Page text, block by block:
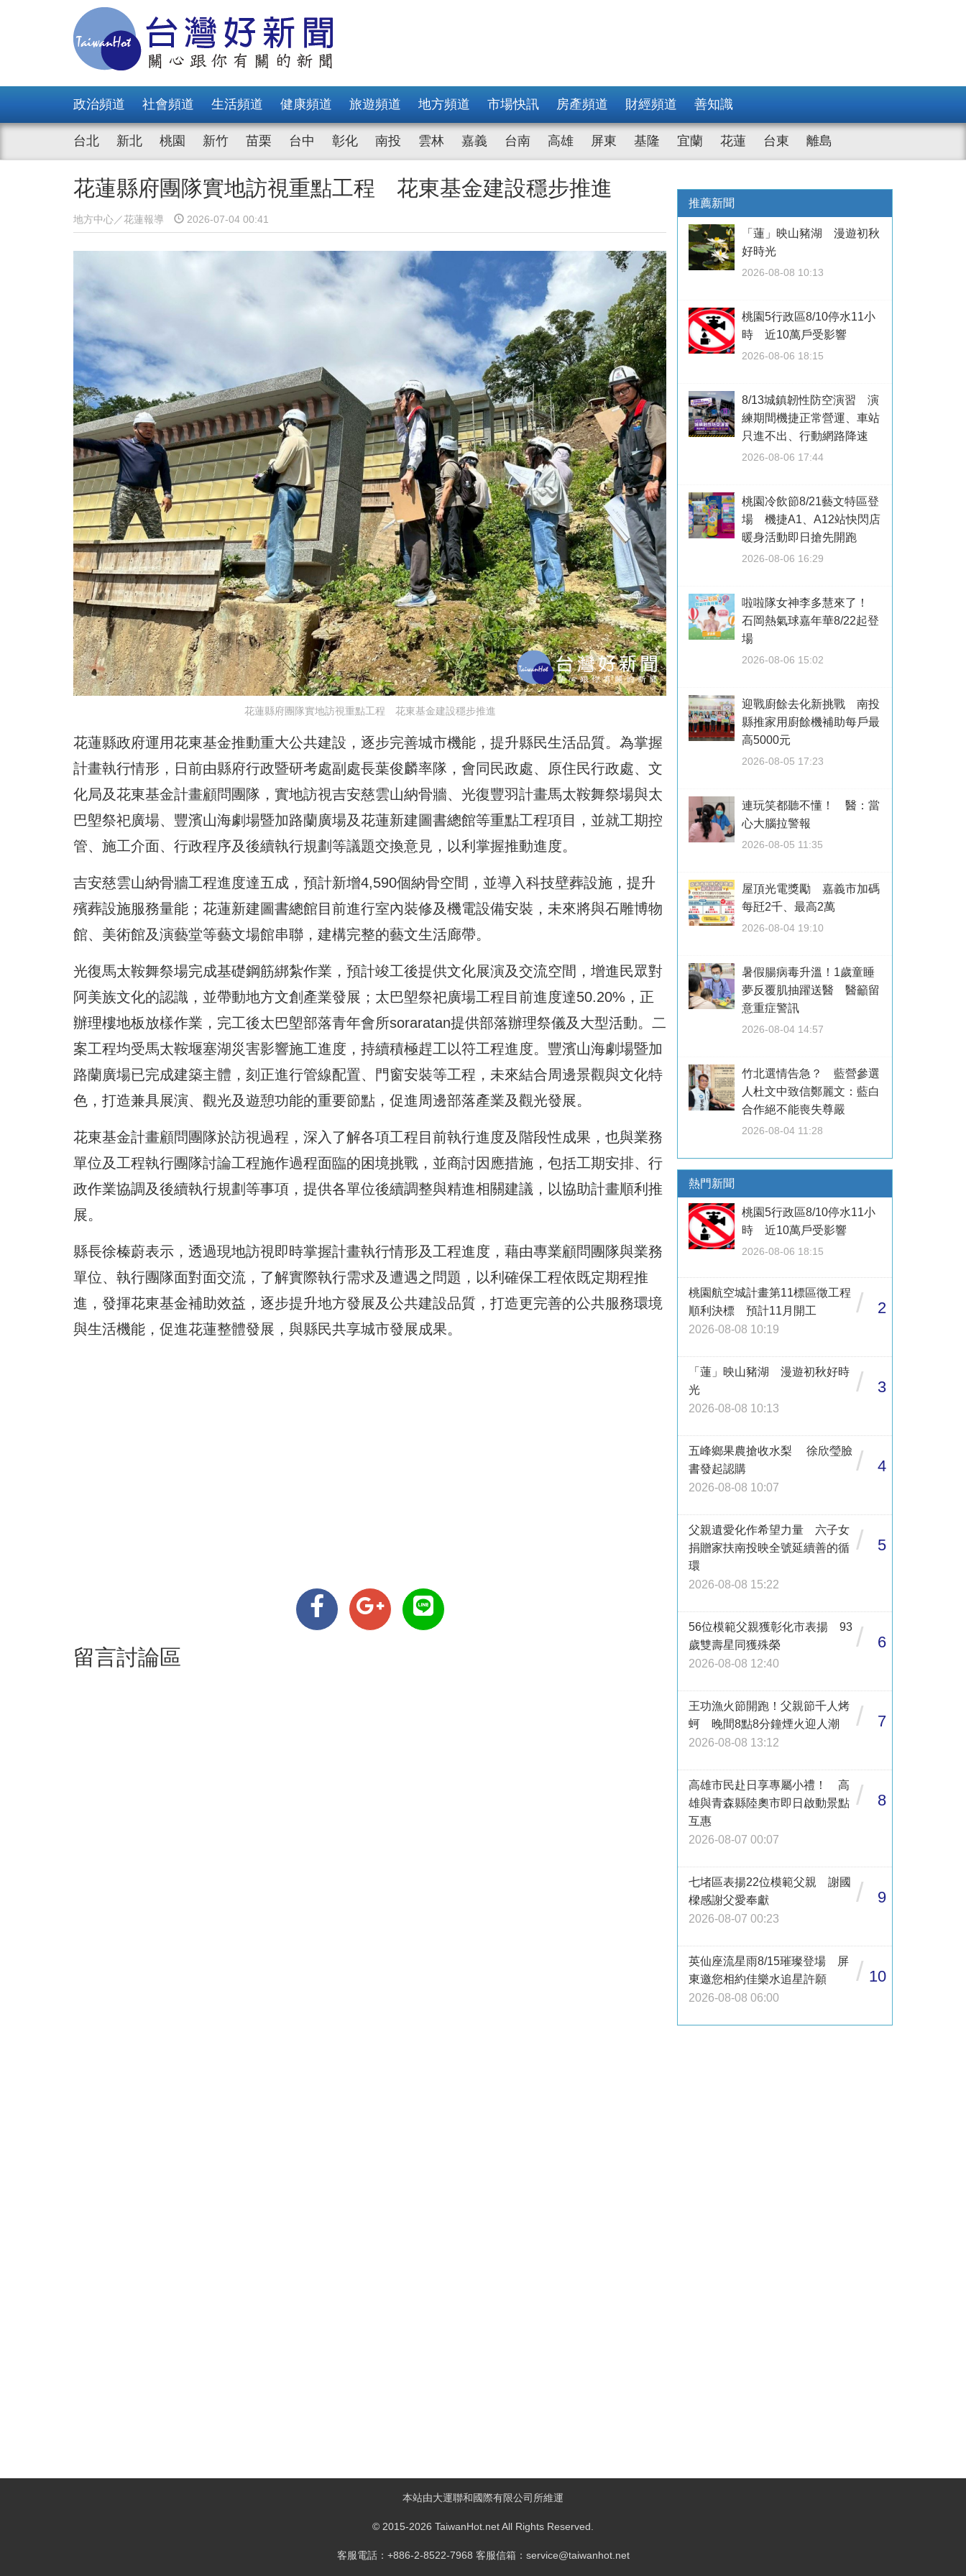
政治頻道 社會頻道 生活頻道 健康頻道 旅遊頻道 地方頻道 市場快訊 房產頻道 財經頻道 善知識
台北 新北 桃園 新竹 苗栗 台中 彰化 南投 雲林 嘉義 台南 高雄 屏東 基隆 宜蘭 花蓮 台東 離島
花蓮縣府團隊實地訪視重點工程 花東基金建設穩步推進
地方中心／花蓮報導 2026-07-04 00:41
花蓮縣府團隊實地訪視重點工程 花東基金建設穩步推進
花蓮縣政府運用花東基金推動重大公共建設，逐步完善城市機能，提升縣民生活品質。為掌握
計畫執行情形，日前由縣府行政暨研考處副處長葉俊麟率隊，會同民政處、原住民行政處、文
化局及花東基金計畫顧問團隊，實地訪視吉安慈雲山納骨牆、光復豐羽計畫馬太鞍舞祭場與太
巴塱祭祀廣場、豐濱山海劇場暨加路蘭廣場及花蓮新建圖書總館等重點工程項目，並就工期控
管、施工介面、行政程序及後續執行規劃等議題交換意見，以利掌握推動進度。
吉安慈雲山納骨牆工程進度達五成，預計新增4,590個納骨空間，並導入科技壁葬設施，提升
殯葬設施服務量能；花蓮新建圖書總館目前進行室內裝修及機電設備安裝，未來將與石雕博物
館、美術館及演藝堂等藝文場館串聯，建構完整的藝文生活廊帶。
光復馬太鞍舞祭場完成基礎鋼筋綁紮作業，預計竣工後提供文化展演及交流空間，增進民眾對
阿美族文化的認識，並帶動地方文創產業發展；太巴塱祭祀廣場工程目前進度達50.20%，正
辦理樓地板放樣作業，完工後太巴塱部落青年會所soraratan提供部落辦理祭儀及大型活動。二
案工程均受馬太鞍堰塞湖災害影響施工進度，持續積極趕工以符工程進度。豐濱山海劇場暨加
路蘭廣場已完成建築主體，刻正進行管線配置、門窗安裝等工程，未來結合周邊景觀與文化特
色，打造兼具展演、觀光及遊憩功能的重要節點，促進周邊部落產業及觀光發展。
花東基金計畫顧問團隊於訪視過程，深入了解各項工程目前執行進度及階段性成果，也與業務
單位及工程執行團隊討論工程施作過程面臨的困境挑戰，並商討因應措施，包括工期安排、行
政作業協調及後續執行規劃等事項，提供各單位後續調整與精進相關建議，以協助計畫順利推
展。
縣長徐榛蔚表示，透過現地訪視即時掌握計畫執行情形及工程進度，藉由專業顧問團隊與業務
單位、執行團隊面對面交流，了解實際執行需求及遭遇之問題，以利確保工程依既定期程推
進，發揮花東基金補助效益，逐步提升地方發展及公共建設品質，打造更完善的公共服務環境
與生活機能，促進花蓮整體發展，與縣民共享城市發展成果。
留言討論區
推薦新聞
「蓮」映山豬湖 漫遊初秋
好時光
2026-08-08 10:13
桃園5行政區8/10停水11小
時 近10萬戶受影響
2026-08-06 18:15
8/13城鎮韌性防空演習 演
練期間機捷正常營運、車站
只進不出、行動網路降速
2026-08-06 17:44
桃園冷飲節8/21藝文特區登
場 機捷A1、A12站快閃店
暖身活動即日搶先開跑
2026-08-06 16:29
啦啦隊女神李多慧來了！
石岡熱氣球嘉年華8/22起登
場
2026-08-06 15:02
迎戰廚餘去化新挑戰 南投
縣推家用廚餘機補助每戶最
高5000元
2026-08-05 17:23
連玩笑都聽不懂！ 醫：當
心大腦拉警報
2026-08-05 11:35
屋頂光電獎勵 嘉義市加碼
每瓩2千、最高2萬
2026-08-04 19:10
暑假腸病毒升溫！1歲童睡
夢反覆肌抽躍送醫 醫籲留
意重症警訊
2026-08-04 14:57
竹北選情告急？ 藍營參選
人杜文中致信鄭麗文：藍白
合作絕不能喪失尊嚴
2026-08-04 11:28
熱門新聞
桃園5行政區8/10停水11小
時 近10萬戶受影響
2026-08-06 18:15
桃園航空城計畫第11標區徵工程
順利決標 預計11月開工
2026-08-08 10:19
/ 2
「蓮」映山豬湖 漫遊初秋好時
光
2026-08-08 10:13
/ 3
五峰鄉果農搶收水梨 徐欣瑩臉
書發起認購
2026-08-08 10:07
/ 4
父親遺愛化作希望力量 六子女
捐贈家扶南投映全號延續善的循
環
2026-08-08 15:22
/ 5
56位模範父親獲彰化市表揚 93
歲雙壽星同獲殊榮
2026-08-08 12:40
/ 6
王功漁火節開跑！父親節千人烤
蚵 晚間8點8分鐘煙火迎人潮
2026-08-08 13:12
/ 7
高雄市民赴日享專屬小禮！ 高
雄與青森縣陸奧市即日啟動景點
互惠
2026-08-07 00:07
/ 8
七堵區表揚22位模範父親 謝國
樑感謝父愛奉獻
2026-08-07 00:23
/ 9
英仙座流星雨8/15璀璨登場 屏
東邀您相約佳樂水追星許願
2026-08-08 06:00
/ 10
本站由大運聯和國際有限公司所維運
© 2015-2026 TaiwanHot.net All Rights Reserved.
客服電話：+886-2-8522-7968 客服信箱：service@taiwanhot.net